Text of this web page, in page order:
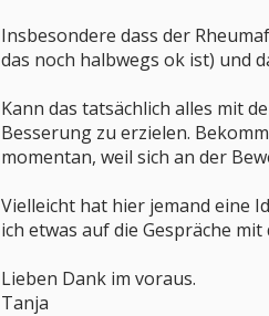
Insbesondere dass der
das noch halbwegs ok ist) und
Kann das tatsächlich alles mit
Besserung zu erzielen.
momentan, weil sich an der
Vielleicht hat hier jemand eine
ich etwas auf die Gespräche
Lieben Dank im voraus.
Tanja